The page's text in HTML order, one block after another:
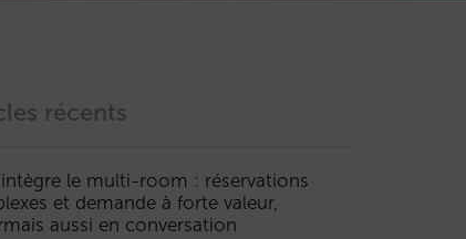
récents
intègre le multi-room : réservations
et demande à forte valeur,
aussi en conversation